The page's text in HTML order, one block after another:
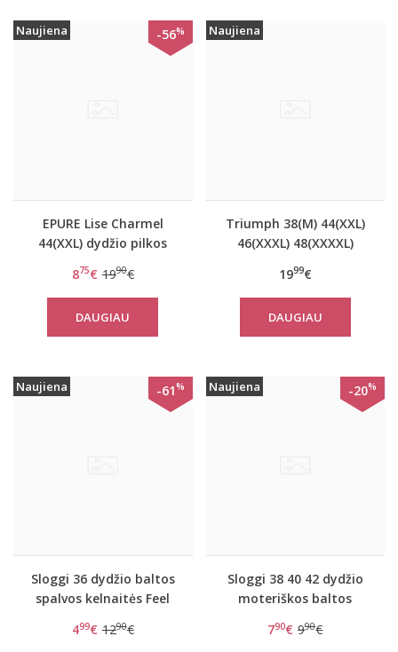
Naujiena -56%
EPURE Lise Charmel
44(XXL) dydžio pilkos
neriniuotos kelnaitės
Vigne Sauvage
875€ 1990€
DAUGIAU
Naujiena
Triumph 38(M) 44(XXL)
46(XXXL) 48(XXXXL)
spalvos marškinėliai Be
Pure Shirt 02
1999€
DAUGIAU
Naujiena -61%
Sloggi 36 dydžio baltos
spalvos kelnaitės Feel
499€ 1290€
Naujiena -20%
Sloggi 38 40 42 dydžio
moteriškos baltos
C3P
790€ 990€